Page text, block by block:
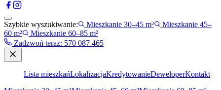
Szybkie wyszukiwanie: Mieszkanie 30–45 m²
Mieszkanie 45–
60 m²
Mieszkanie 60–85 m²
Zadzwoń teraz: 570 087 465
Lista mieszkańLokalizacjaKredytowanieDeweloperKontakt